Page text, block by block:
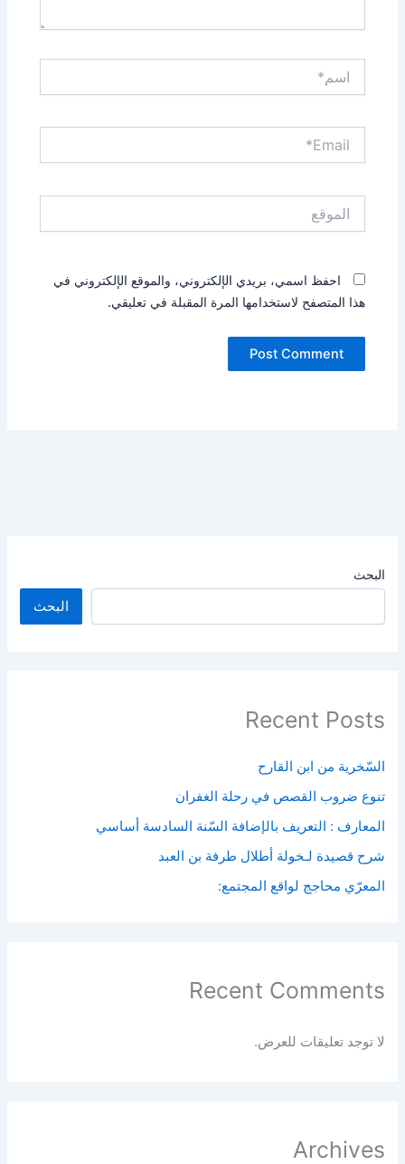
البحث
البحث
Recent Posts
السّخرية من ابن القارح
تنوع ضروب القصص في رحلة الغفران
المعارف : التعريف بالإضافة السّنة السادسة أساسي
شرح قصيدة لـخولة أطلال طرفة بن العبد
المعرّي محاجج لواقع المجتمع:
Recent Comments
لا توجد تعليقات للعرض.
Archives
احفظ اسمي، بريدي الإلكتروني، والموقع الإلكتروني في
هذا المتصفح لاستخدامها المرة المقبلة في تعليقي.